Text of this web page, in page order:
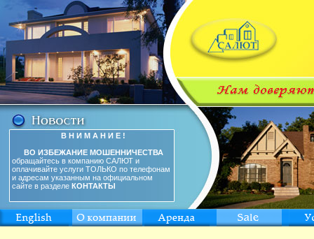
В Н И М А Н И Е !
ВО ИЗБЕЖАНИЕ МОШЕННИЧЕСТВА
обращайтесь в компанию САЛЮТ и
оплачивайте услуги ТОЛЬКО по телефонам
и адресам указанным на официальном
сайте в разделе КОНТАКТЫ